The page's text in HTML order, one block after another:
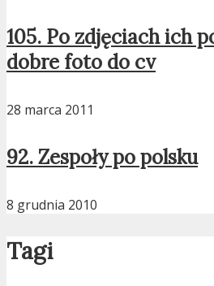
105. Po zdjęciach ich
dobre foto do cv
28 marca 2011
92. Zespoły po polsku
8 grudnia 2010
Tagi